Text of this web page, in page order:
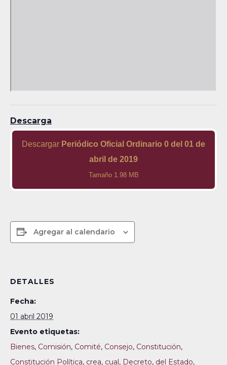
Descarga
Descargar Periódico Oficial Ordinario 0 del 01 de
abril de 2019
Tamaño 1.98 MB
Agregar al calendario
DETALLES
Fecha:
01 abril 2019
Evento etiquetas:
Bienes, Comisión, Comité, Consejo, Constitución,
Constitución Política, crea, cual, Decreto, del Estado,